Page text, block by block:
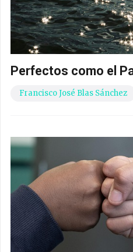
Perfectos como el
Francisco José Blas Sánchez